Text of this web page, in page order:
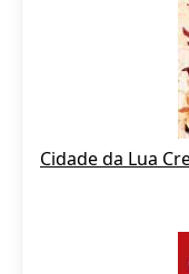
Cidade da Lua